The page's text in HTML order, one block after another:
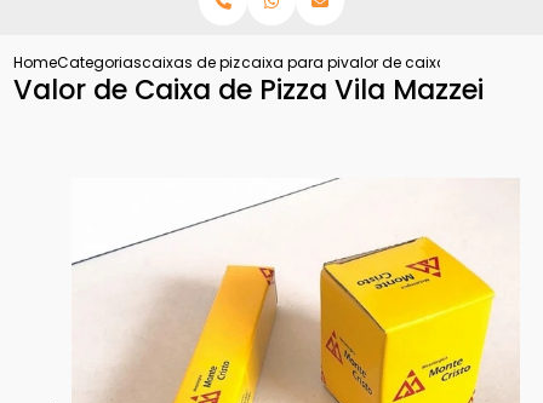
HomeCategoriascaixas de pizzacaixa para pizzavalor de caixa de pizza
Valor de Caixa de Pizza Vila Mazzei